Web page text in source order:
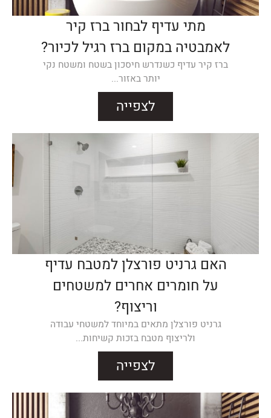
מתי עדיף לבחור ברז קיר
לאמבטיה במקום ברז רגיל לכיור?
ברז קיר עדיף כשנדרש חיסכון בשטח ומשטח נקי
יותר באזור...
לצפייה
האם גרניט פורצלן למטבח עדיף
על חומרים אחרים למשטחים
וריצוף?
גרניט פורצלן מתאים במיוחד למשטחי עבודה
ולריצוף מטבח בזכות קשיחות...
לצפייה